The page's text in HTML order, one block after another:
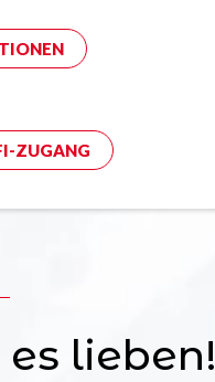
ZUGANG
lieben!